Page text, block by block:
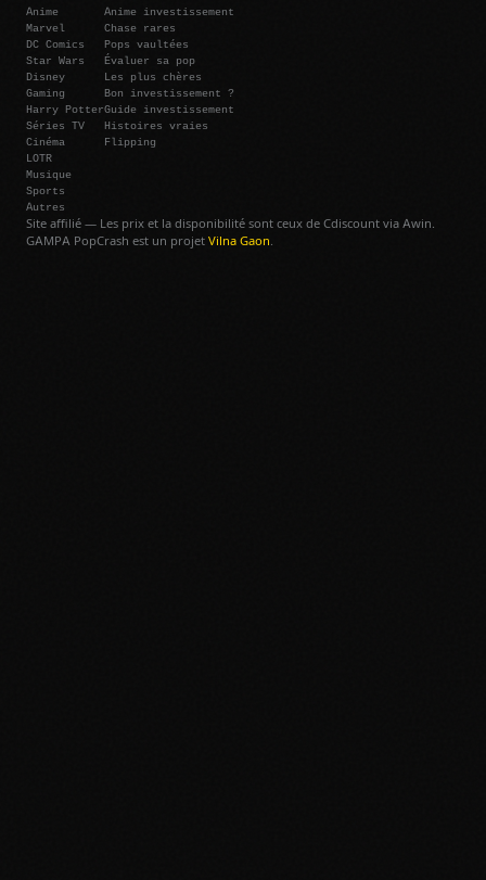
Anime
Marvel
DC Comics
Star Wars
Disney
Gaming
Harry Potter
Séries TV
Cinéma
LOTR
Musique
Sports
Autres
Anime investissement
Chase rares
Pops vaultées
Évaluer sa pop
Les plus chères
Bon investissement ?
Guide investissement
Histoires vraies
Flipping
Site affilié — Les prix et la disponibilité sont ceux de Cdiscount via Awin.
GAMPA PopCrash est un projet Vilna Gaon.